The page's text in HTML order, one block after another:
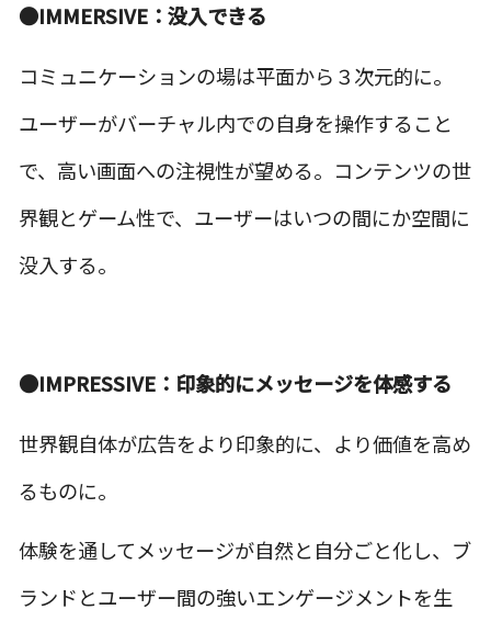
●IMMERSIVE：没入できる
コミュニケーションの場は平面から３次元的に。
ユーザーがバーチャル内での自身を操作すること
で、高い画面への注視性が望める。コンテンツの世
界観とゲーム性で、ユーザーはいつの間にか空間に
没入する。
●IMPRESSIVE：印象的にメッセージを体感する
世界観自体が広告をより印象的に、より価値を高め
るものに。
体験を通してメッセージが自然と自分ごと化し、ブ
ランドとユーザー間の強いエンゲージメントを生